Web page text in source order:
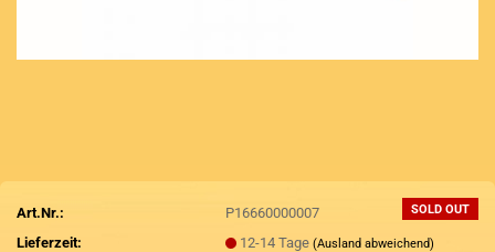
SOLD OUT
Art.Nr.:
P16660000007
Lieferzeit:
12-14 Tage(Ausland abweichend)